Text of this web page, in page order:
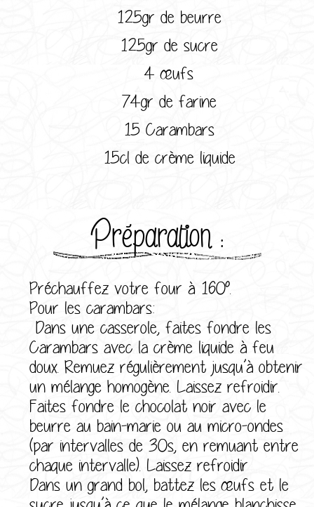
125gr de beurre
125gr de sucre
4 œufs
74gr de farine
15 Carambars
15cl de crème liquide
Préparation :
Préchauffez votre four à 160°.
Pour les carambars:
Dans une casserole, faites fondre les
Carambars avec la crème liquide à feu
doux. Remuez régulièrement jusqu’à obtenir
un mélange homogène. Laissez refroidir.
Faites fondre le chocolat noir avec le
beurre au bain-marie ou au micro-ondes
(par intervalles de 30s, en remuant entre
chaque intervalle). Laissez refroidir
Dans un grand bol, battez les œufs et le